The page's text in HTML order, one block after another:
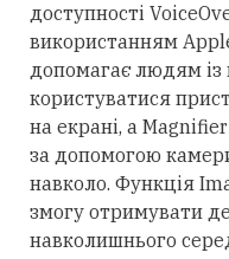
доступності
використанням
допомагає людям
користуватися
на екрані, а
за допомогою
навколо. Функція
змогу отримувати
навколишнього